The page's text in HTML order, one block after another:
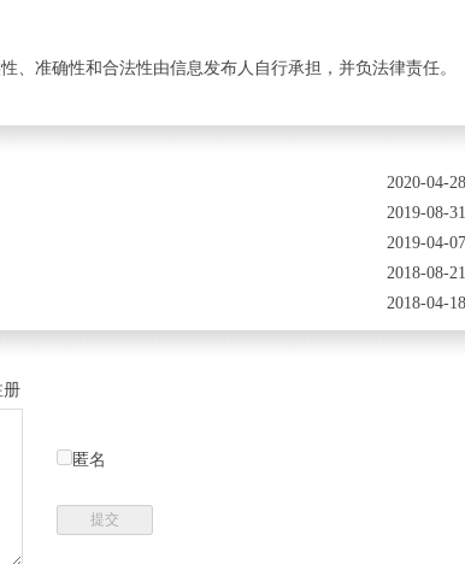
准确性和合法性由信息发布人自行承担，并负法律责任。
2020-04-28
2019-08-31
2019-04-07
2018-08-21
2018-04-18
册
匿名